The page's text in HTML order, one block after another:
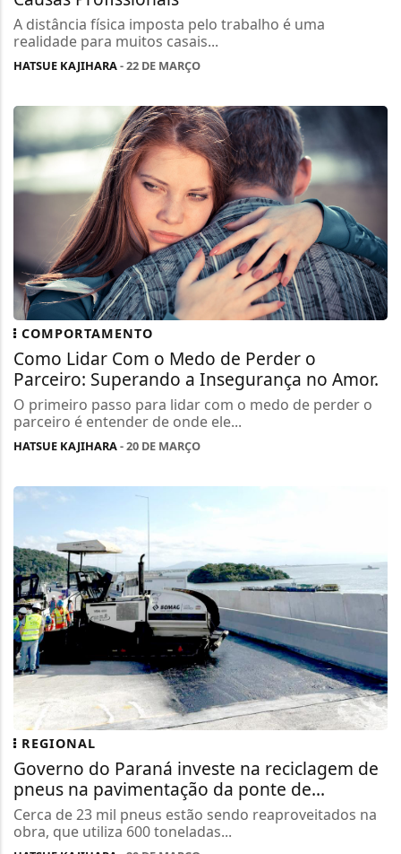
A distância física imposta pelo trabalho é uma
realidade para muitos casais...
HATSUE KAJIHARA- 22 DE MARÇO
COMPORTAMENTO
Como Lidar Com o Medo de Perder o
Parceiro: Superando a Insegurança no Amor.
O primeiro passo para lidar com o medo de perder o
parceiro é entender de onde ele...
HATSUE KAJIHARA- 20 DE MARÇO
REGIONAL
Governo do Paraná investe na reciclagem de
pneus na pavimentação da ponte de...
Cerca de 23 mil pneus estão sendo reaproveitados na
obra, que utiliza 600 toneladas...